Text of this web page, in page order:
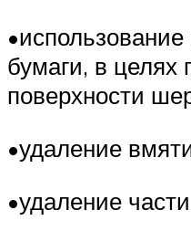
бумаги, в целях
поверхности
•удаление
•удаление